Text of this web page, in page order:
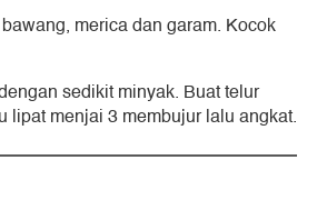
merica dan garam. Kocok
sedikit minyak. Buat telur
lipat menjai 3 membujur lalu angkat.